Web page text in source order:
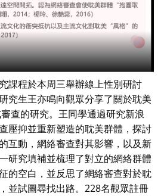
課程於本周三舉辦線上性別研討
究生王亦鳴向觀眾分享了關於耽美
查的研究。王同學通過研究新浪
壓抑並重新塑造的耽美群體，探討
互動，網絡審查對其影響，以及新
研究填補並梳理了對立的網絡群體
的空白，並反思了網絡審查對於耽
並試圖尋找出路。228名觀眾註冊